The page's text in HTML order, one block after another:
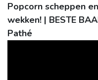
Popcorn scheppen
wekken! | BESTE
Pathé